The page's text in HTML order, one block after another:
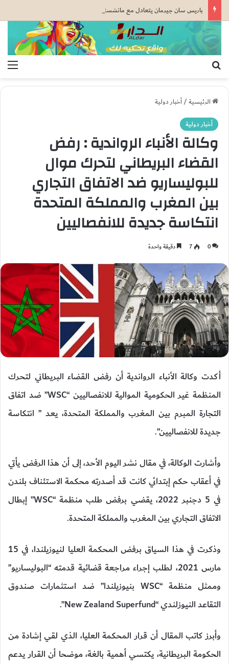
باريس سان جيرمان يتعادل مع مانشستر يونايتد قبل كأس السوبر الأوروبي
الرئيسية/أخبار دولية
أخبار دولية
وكالة الأنباء الرواندية : رفض
القضاء البريطاني لتحرك موال
للبوليساريو ضد الاتفاق التجاري
بين المغرب والمملكة المتحدة
انتكاسة جديدة للانفصاليين
0
7 دقيقة واحدة
أكدت وكالة الأنباء الرواندية أن رفض القضاء البريطاني لتحرك
المنظمة غير الحكومية الموالية للانفصاليين “WSC” ضد اتفاق
التجارة المبرم بين المغرب والمملكة المتحدة، يعد ” انتكاسة
جديدة للانفصاليين”.
وأشارت الوكالة، في مقال نشر اليوم الأحد، إلى أن هذا الرفض يأتي
في أعقاب حكم إبتدائي كانت قد أصدرته محكمة الاستئناف بلندن
في 5 دجنبر 2022، يقضي برفض طلب منظمة “WSC” إبطال
الاتفاق التجاري بين المغرب والمملكة المتحدة.
وذكرت في هذا السياق برفض المحكمة العليا لنيوزيلندا، في 15
مارس 2021، لطلب إجراء مراجعة قضائية قدمته “البوليساريو”
وممثل منظمة “WSC بنيوزيلندا” ضد استثمارات صندوق
التقاعد النيوزلندي “New Zealand Superfund”.
وأبرز كاتب المقال أن قرار المحكمة العليا، الذي لقي إشادة من
الحكومة البريطانية، يكتسي أهمية بالغة، موضحا أن القرار يدعم